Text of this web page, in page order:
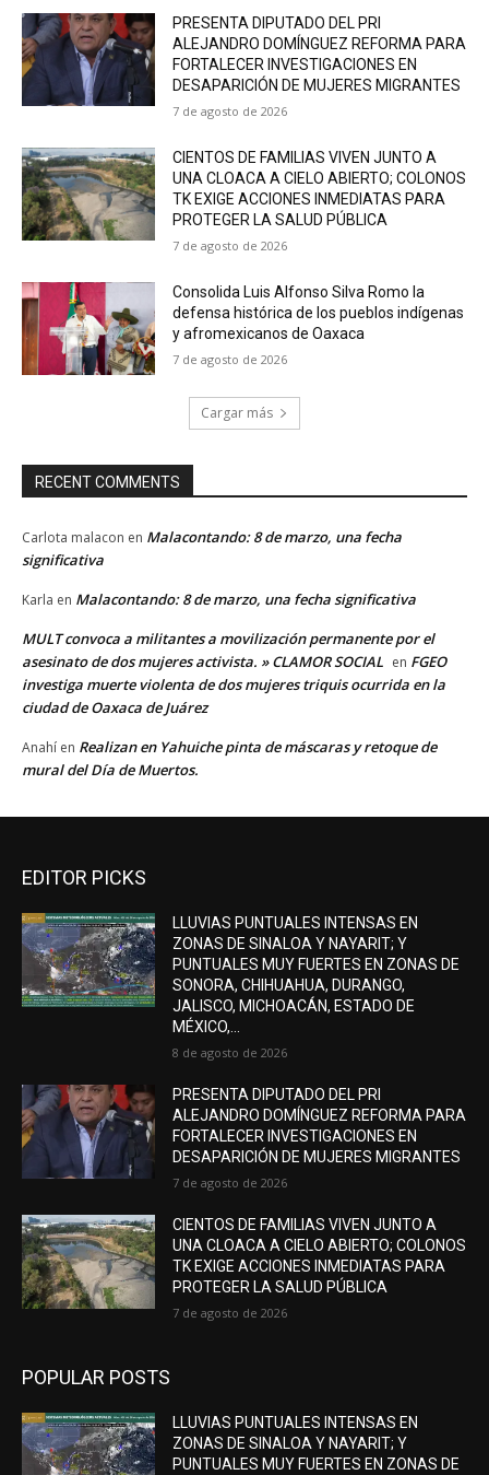
PRESENTA DIPUTADO DEL PRI
ALEJANDRO DOMÍNGUEZ REFORMA PARA
FORTALECER INVESTIGACIONES EN
DESAPARICIÓN DE MUJERES MIGRANTES
7 de agosto de 2026
CIENTOS DE FAMILIAS VIVEN JUNTO A
UNA CLOACA A CIELO ABIERTO; COLONOS
TK EXIGE ACCIONES INMEDIATAS PARA
PROTEGER LA SALUD PÚBLICA
7 de agosto de 2026
Consolida Luis Alfonso Silva Romo la
defensa histórica de los pueblos indígenas
y afromexicanos de Oaxaca
7 de agosto de 2026
Cargar más
RECENT COMMENTS
Carlota malacon en Malacontando: 8 de marzo, una fecha
significativa
Karla en Malacontando: 8 de marzo, una fecha significativa
MULT convoca a militantes a movilización permanente por el
asesinato de dos mujeres activista. » CLAMOR SOCIAL en FGEO
investiga muerte violenta de dos mujeres triquis ocurrida en la
ciudad de Oaxaca de Juárez
Anahí en Realizan en Yahuiche pinta de máscaras y retoque de
mural del Día de Muertos.
EDITOR PICKS
LLUVIAS PUNTUALES INTENSAS EN
ZONAS DE SINALOA Y NAYARIT; Y
PUNTUALES MUY FUERTES EN ZONAS DE
SONORA, CHIHUAHUA, DURANGO,
JALISCO, MICHOACÁN, ESTADO DE
MÉXICO,...
8 de agosto de 2026
PRESENTA DIPUTADO DEL PRI
ALEJANDRO DOMÍNGUEZ REFORMA PARA
FORTALECER INVESTIGACIONES EN
DESAPARICIÓN DE MUJERES MIGRANTES
7 de agosto de 2026
CIENTOS DE FAMILIAS VIVEN JUNTO A
UNA CLOACA A CIELO ABIERTO; COLONOS
TK EXIGE ACCIONES INMEDIATAS PARA
PROTEGER LA SALUD PÚBLICA
7 de agosto de 2026
POPULAR POSTS
LLUVIAS PUNTUALES INTENSAS EN
ZONAS DE SINALOA Y NAYARIT; Y
PUNTUALES MUY FUERTES EN ZONAS DE